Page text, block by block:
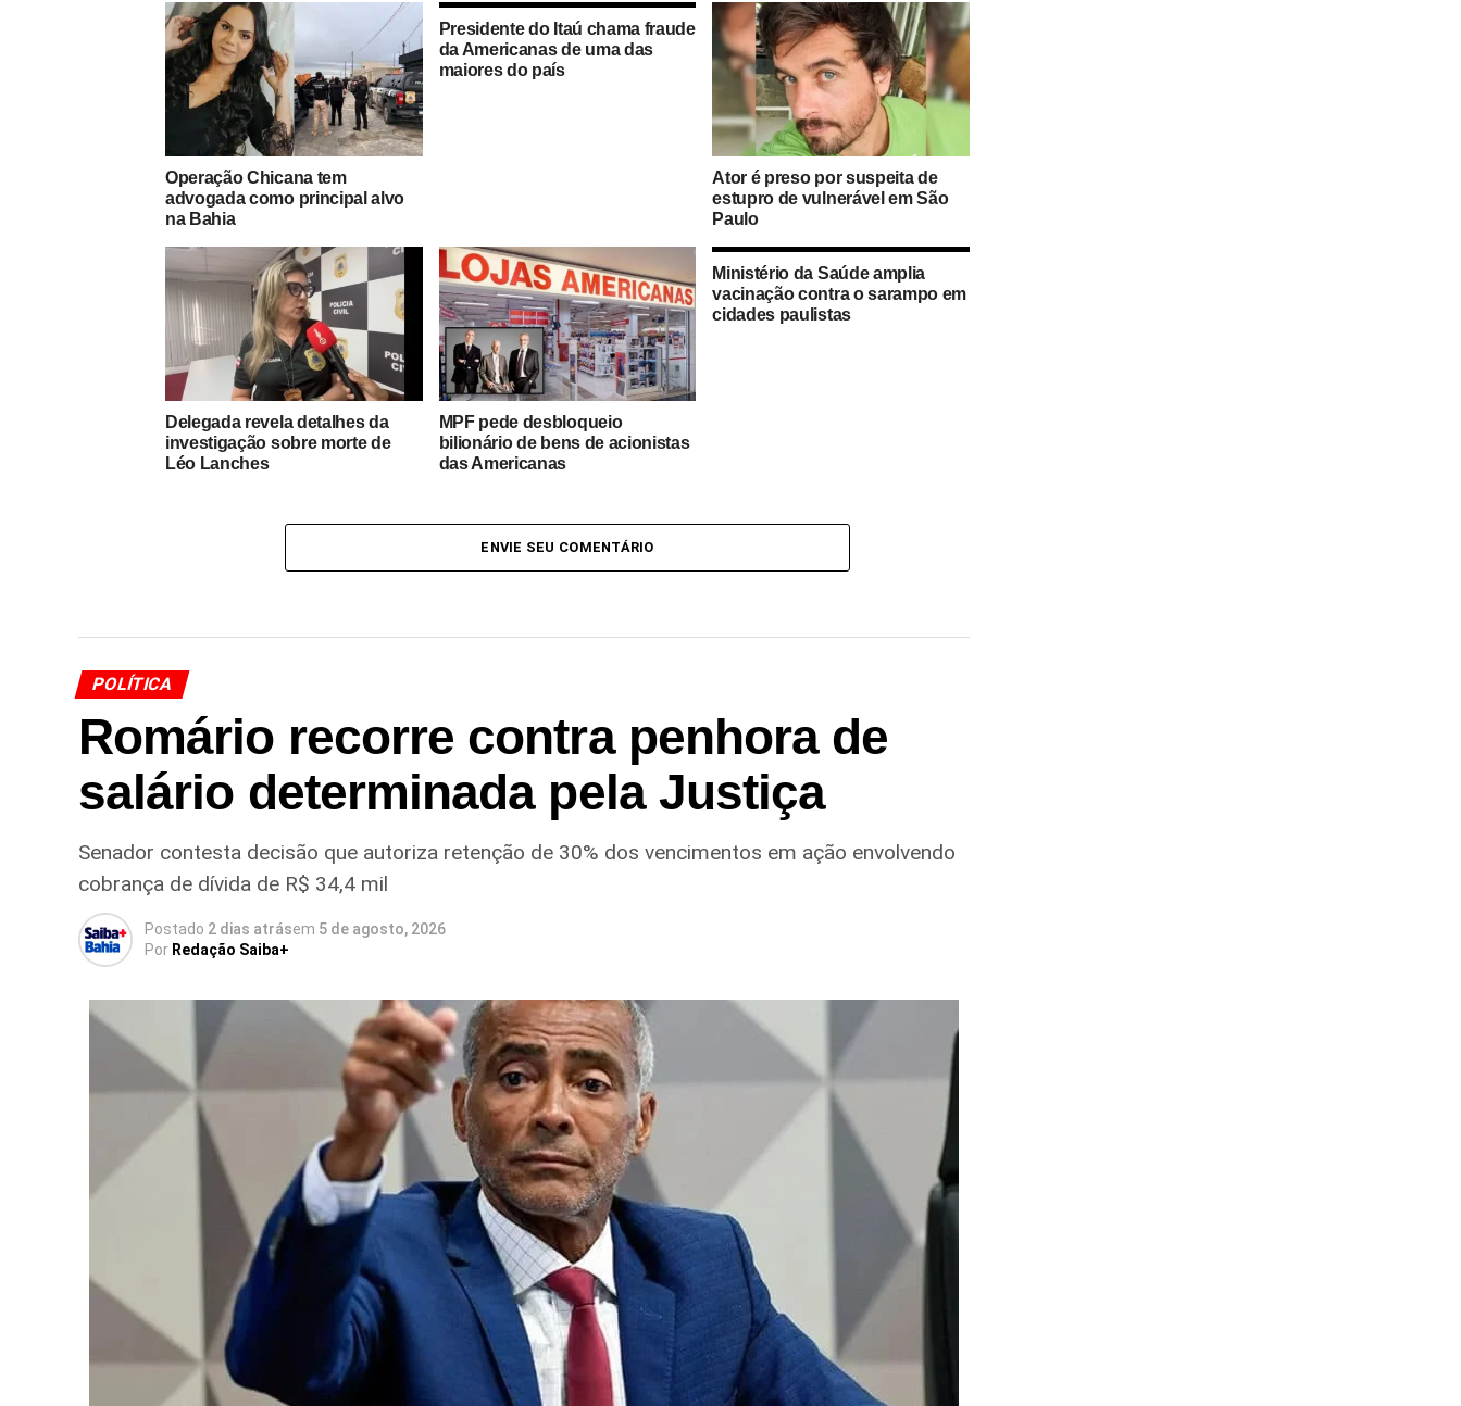
Operação Chicana tem
advogada como principal alvo
na Bahia
Presidente do Itaú chama fraude
da Americanas de uma das
maiores do país
Ator é preso por suspeita de
estupro de vulnerável em São
Paulo
Delegada revela detalhes da
investigação sobre morte de
Léo Lanches
MPF pede desbloqueio
bilionário de bens de acionistas
das Americanas
Ministério da Saúde amplia
vacinação contra o sarampo em
cidades paulistas
ENVIE SEU COMENTÁRIO
POLÍTICA
Romário recorre contra penhora de
salário determinada pela Justiça
Senador contesta decisão que autoriza retenção de 30% dos vencimentos em ação envolvendo
cobrança de dívida de R$ 34,4 mil
Postado 2 dias atrásem 5 de agosto, 2026
Por Redação Saiba+